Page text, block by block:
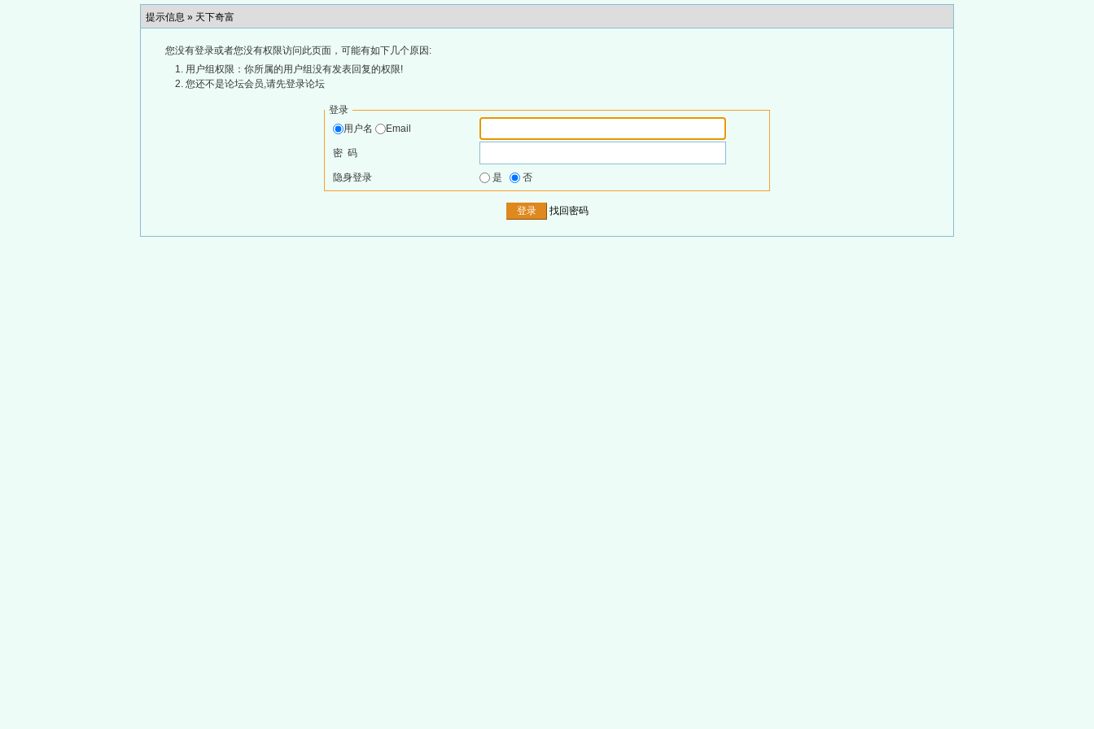
提示信息 » 天下奇富
您没有登录或者您没有权限访问此页面，可能有如下几个原因:
用户组权限：你所属的用户组没有发表回复的权限!
您还不是论坛会员,请先登录论坛
登录
用户名
Email
密 码
隐身登录 是 否
找回密码